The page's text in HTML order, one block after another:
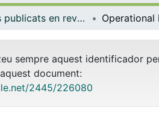
Articles publicats en revistes (Enginyeria Electrònica i Biomèdica)
sempre aquest identificador
document:
2445/226080